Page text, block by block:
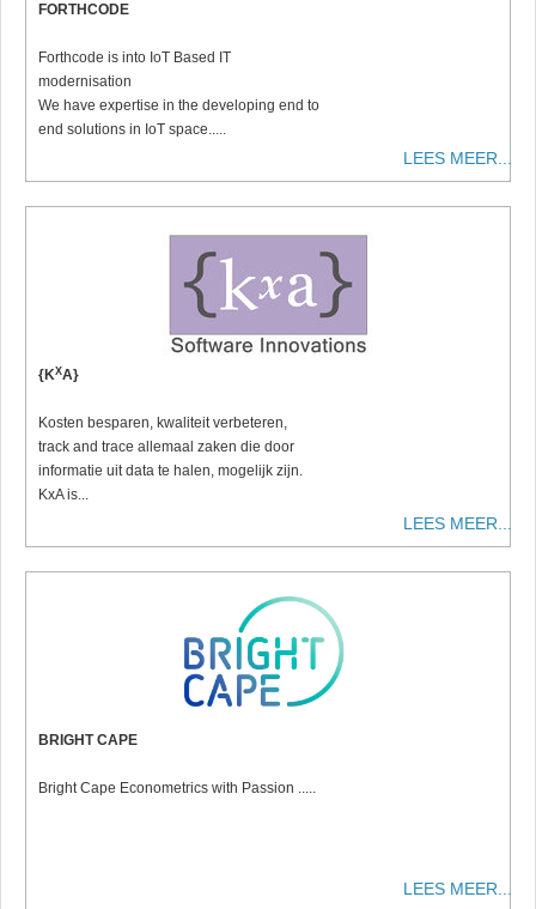
FORTHCODE
Forthcode is into IoT Based IT
modernisation
We have expertise in the developing end to
end solutions in IoT space.....
LEES MEER...
{KXA}
Kosten besparen, kwaliteit verbeteren,
track and trace allemaal zaken die door
informatie uit data te halen, mogelijk zijn.
KxA is...
LEES MEER...
BRIGHT CAPE
Bright Cape Econometrics with Passion .....
LEES MEER...